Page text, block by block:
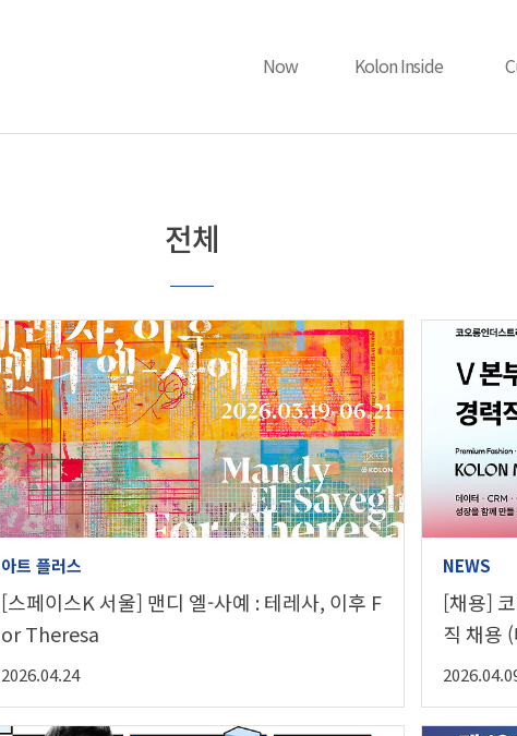
Now Kolon Inside
전체
아트 플러스
[스페이스K 서울] 맨디 엘-사예 : 테레사, 이후 F
or Theresa
2026.04.24
NEWS
[채용]
직 채용